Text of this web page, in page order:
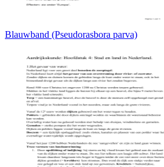
Blauwband (Pseudorasbora parva)